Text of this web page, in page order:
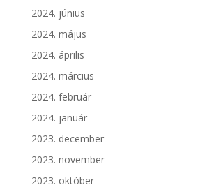
2024. június
2024. május
2024. április
2024. március
2024. február
2024. január
2023. december
2023. november
2023. október